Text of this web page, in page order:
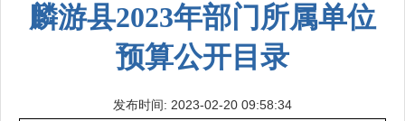
麟游县2023年部门所属单位
预算公开目录
发布时间: 2023-02-20 09:58:34